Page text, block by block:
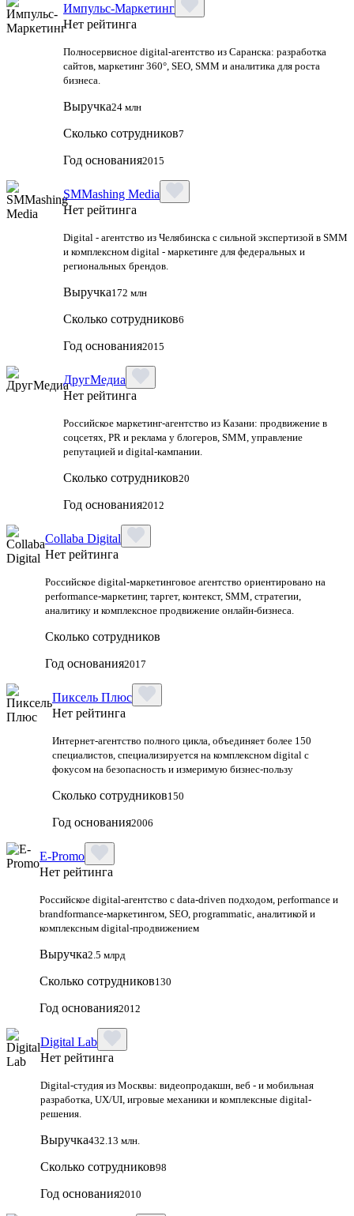
Импульс-Маркетинг
Нет рейтинга
Полносервисное digital-агентство из Саранска: разработка
сайтов, маркетинг 360°, SEO, SMM и аналитика для роста
бизнеса.
Выручка24 млн
Сколько сотрудников7
Год основания2015
SMMashing Media
Нет рейтинга
Digital - агентство из Челябинска с сильной экспертизой в SMM
и комплексном digital - маркетинге для федеральных и
региональных брендов.
Выручка172 млн
Сколько сотрудников6
Год основания2015
ДругМедиа
Нет рейтинга
Российское маркетинг-агентство из Казани: продвижение в
соцсетях, PR и реклама у блогеров, SMM, управление
репутацией и digital-кампании.
Сколько сотрудников20
Год основания2012
Collaba Digital
Нет рейтинга
Российское digital-маркетинговое агентство ориентировано на
performance-маркетинг, таргет, контекст, SMM, стратегии,
аналитику и комплексное продвижение онлайн-бизнеса.
Сколько сотрудников
Год основания2017
Пиксель Плюс
Нет рейтинга
Интернет-агентство полного цикла, объединяет более 150
специалистов, специализируется на комплексном digital с
фокусом на безопасность и измеримую бизнес-пользу
Сколько сотрудников150
Год основания2006
E-Promo
Нет рейтинга
Российское digital-агентство с data-driven подходом, performance и
brandformance-маркетингом, SEO, programmatic, аналитикой и
комплексным digital-продвижением
Выручка2.5 млрд
Сколько сотрудников130
Год основания2012
Digital Lab
Нет рейтинга
Digital-студия из Москвы: видеопродакшн, веб - и мобильная
разработка, UX/UI, игровые механики и комплексные digital-
решения.
Выручка432.13 млн.
Сколько сотрудников98
Год основания2010